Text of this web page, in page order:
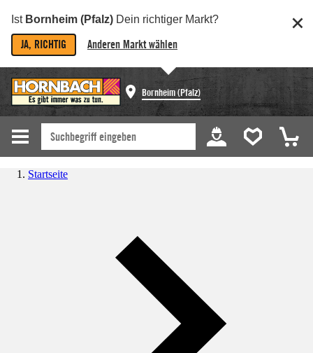
Ist Bornheim (Pfalz) Dein richtiger Markt?
JA, RICHTIG Anderen Markt wählen
Bornheim (Pfalz)
Startseite